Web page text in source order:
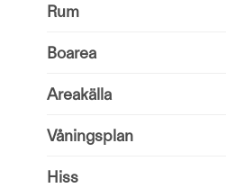
Rum
Boarea
Areakälla
Våningsplan
Hiss